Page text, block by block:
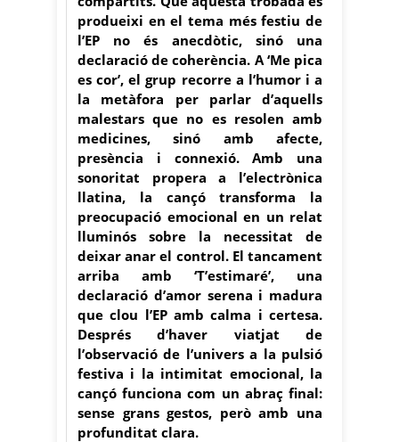
produeixi en el tema més festiu de
l’EP no és anecdòtic, sinó una
declaració de coherència. A ‘Me pica
es cor’, el grup recorre a l’humor i a
la metàfora per parlar d’aquells
malestars que no es resolen amb
medicines, sinó amb afecte,
presència i connexió. Amb una
sonoritat propera a l’electrònica
llatina, la cançó transforma la
preocupació emocional en un relat
lluminós sobre la necessitat de
deixar anar el control. El tancament
arriba amb ‘T’estimaré’, una
declaració d’amor serena i madura
que clou l’EP amb calma i certesa.
Després d’haver viatjat de
l’observació de l’univers a la pulsió
festiva i la intimitat emocional, la
cançó funciona com un abraç final:
sense grans gestos, però amb una
profunditat clara.